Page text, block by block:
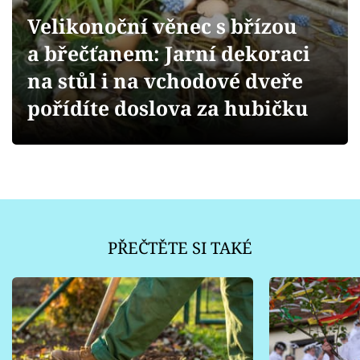
Přihlášení
Sledujte nás
Velikonoční věnec s břízou
a břečťanem: Jarní dekoraci
na stůl i na vchodové dveře
pořídíte doslova za hubičku
PŘEČTĚTE SI TAKÉ